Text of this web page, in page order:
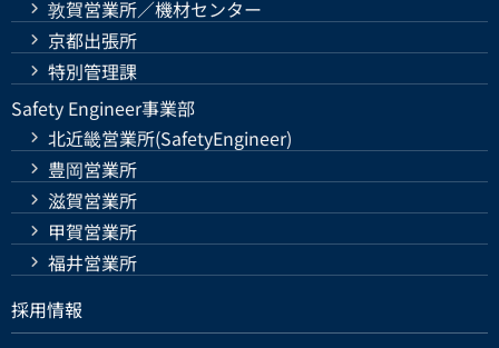
敦賀営業所／機材センター
京都出張所
特別管理課
Safety Engineer事業部
北近畿営業所(SafetyEngineer)
豊岡営業所
滋賀営業所
甲賀営業所
福井営業所
採用情報